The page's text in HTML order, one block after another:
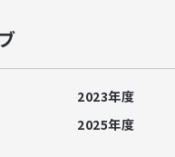
2023年度
2025年度